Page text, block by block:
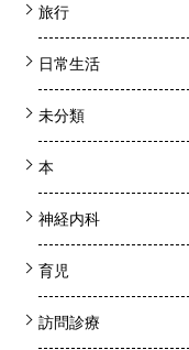
旅行
日常生活
未分類
本
神経内科
育児
訪問診療